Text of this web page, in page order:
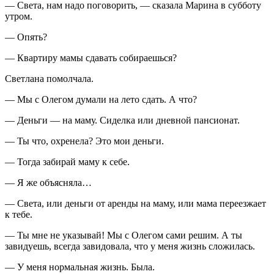
— Света, нам надо поговорить, — сказала Марина в субботу
утром.
— Опять?
— Квартиру мамы сдавать собираешься?
Светлана помолчала.
— Мы с Олегом думали на лето сдать. А что?
— Деньги — на маму. Сиделка или дневной пансионат.
— Ты что, охренела? Это мои деньги.
— Тогда забирай маму к себе.
— Я же объясняла…
— Света, или деньги от аренды на маму, или мама переезжает
к тебе.
— Ты мне не указывай! Мы с Олегом сами решим. А ты
завидуешь, всегда завидовала, что у меня жизнь сложилась.
— У меня нормальная жизнь. Была.